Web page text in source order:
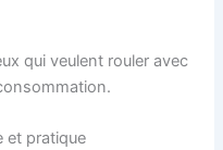
qui veulent rouler avec
et pratique